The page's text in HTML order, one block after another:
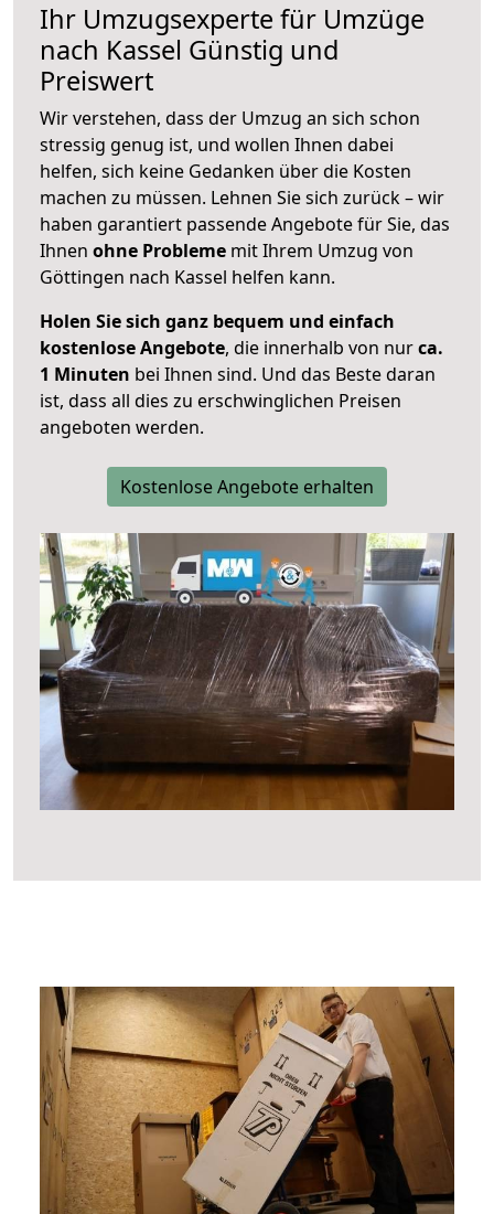
Ihr Umzugsexperte für Umzüge
nach Kassel Günstig und
Preiswert
Wir verstehen, dass der Umzug an sich schon
stressig genug ist, und wollen Ihnen dabei
helfen, sich keine Gedanken über die Kosten
machen zu müssen. Lehnen Sie sich zurück – wir
haben garantiert passende Angebote für Sie, das
Ihnen ohne Probleme mit Ihrem Umzug von
Göttingen nach Kassel helfen kann.
Holen Sie sich ganz bequem und einfach
kostenlose Angebote, die innerhalb von nurca.
1 Minuten bei Ihnen sind. Und das Beste daran
ist, dass all dies zu erschwinglichen Preisen
angeboten werden.
Kostenlose Angebote erhalten